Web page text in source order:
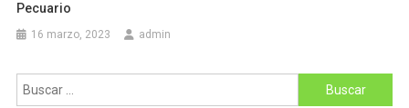
Pecuario
16 marzo, 2023 admin
Buscar: